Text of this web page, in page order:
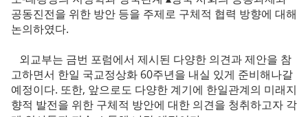
공동진전을 위한 방안 등을 주제로 구체적 협력 방향에 대해
논의하였다.
외교부는 금번 포럼에서 제시된 다양한 의견과 제안을 참
고하면서 한일 국교정상화 60주년을 내실 있게 준비해나갈
예정이다. 또한, 앞으로도 다양한 계기에 한일관계의 미래지
향적 발전을 위한 구체적 방안에 대한 의견을 청취하고자 각